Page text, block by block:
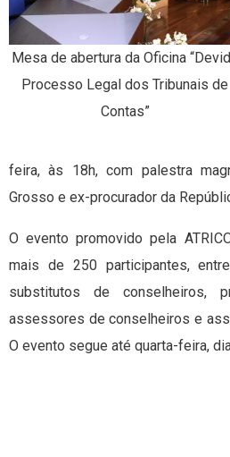
Mesa de abertura da Oficina
Processo Legal dos Tribunais de
Contas”
feira, às 18h, com palestra
Grosso e ex-procurador da
O evento promovido pela
mais de 250 participantes,
substitutos de conselheiros,
assessores de conselheiros e
O evento segue até quarta-feira,